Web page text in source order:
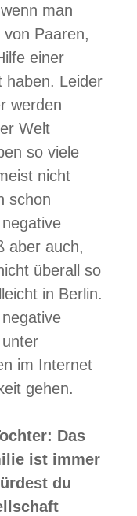
man
Paaren,
einer
haben. Leider
werden
Welt
so viele
nicht
schon
aber auch,
überall so
in Berlin.
im Internet
gehen.
Das
ist immer
du